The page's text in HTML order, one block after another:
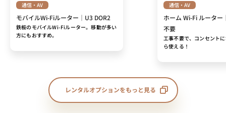
通信・AV
モバイルWi-Fiルーター｜U3 DOR2
鉄板のモバイルWi-Fiルーター。移動が多い
方にもおすすめ。
通信・AV
ホーム Wi-Fi ルータ
不要
工事不要で、コンセント
ら使える！
レンタルオプションをもっと見る